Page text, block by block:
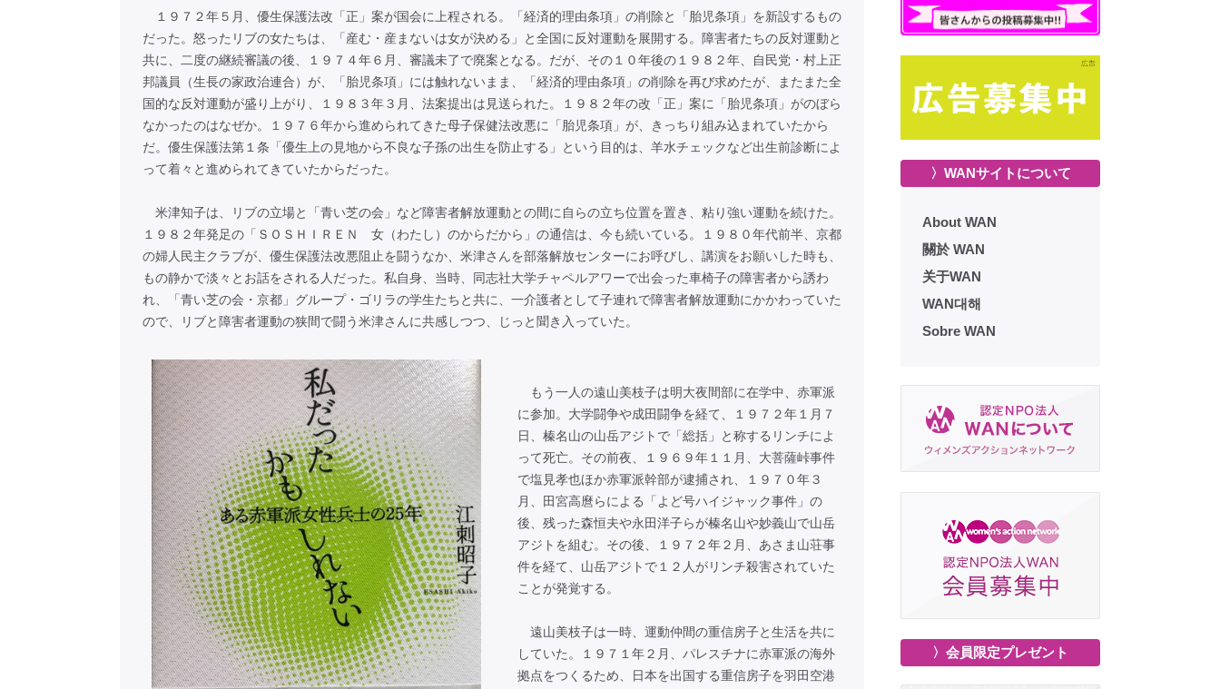
１９７２年５月、優生保護法改「正」案が国会に上程される。「経済的理由条項」の削除と「胎児条項」を新設するもの
だった。怒ったリブの女たちは、「産む・産まないは女が決める」と全国に反対運動を展開する。障害者たちの反対運動と
共に、二度の継続審議の後、１９７４年６月、審議未了で廃案となる。だが、その１０年後の１９８２年、自民党・村上正
邦議員（生長の家政治連合）が、「胎児条項」には触れないまま、「経済的理由条項」の削除を再び求めたが、またまた全
国的な反対運動が盛り上がり、１９８３年３月、法案提出は見送られた。１９８２年の改「正」案に「胎児条項」がのぼら
なかったのはなぜか。１９７６年から進められてきた母子保健法改悪に「胎児条項」が、きっちり組み込まれていたから
だ。優生保護法第１条「優生上の見地から不良な子孫の出生を防止する」という目的は、羊水チェックなど出生前診断によ
って着々と進められてきていたからだった。
米津知子は、リブの立場と「青い芝の会」など障害者解放運動との間に自らの立ち位置を置き、粘り強い運動を続けた。
１９８２年発足の「ＳＯＳＨＩＲＥＮ 女（わたし）のからだから」の通信は、今も続いている。１９８０年代前半、京都
の婦人民主クラブが、優生保護法改悪阻止を闘うなか、米津さんを部落解放センターにお呼びし、講演をお願いした時も、
もの静かで淡々とお話をされる人だった。私自身、当時、同志社大学チャペルアワーで出会った車椅子の障害者から誘わ
れ、「青い芝の会・京都」グループ・ゴリラの学生たちと共に、一介護者として子連れで障害者解放運動にかかわっていた
ので、リブと障害者運動の狭間で闘う米津さんに共感しつつ、じっと聞き入っていた。
もう一人の遠山美枝子は明大夜間部に在学中、赤軍派
に参加。大学闘争や成田闘争を経て、１９７２年１月７
日、榛名山の山岳アジトで「総括」と称するリンチによ
って死亡。その前夜、１９６９年１１月、大菩薩峠事件
で塩見孝也ほか赤軍派幹部が逮捕され、１９７０年３
月、田宮高麿らによる「よど号ハイジャック事件」の
後、残った森恒夫や永田洋子らが榛名山や妙義山で山岳
アジトを組む。その後、１９７２年２月、あさま山荘事
件を経て、山岳アジトで１２人がリンチ殺害されていた
ことが発覚する。
遠山美枝子は一時、運動仲間の重信房子と生活を共に
していた。１９７１年２月、パレスチナに赤軍派の海外
拠点をつくるため、日本を出国する重信房子を羽田空港
〉WANサイトについて
About WAN
關於 WAN
关于WAN
WAN대해
Sobre WAN
〉会員限定プレゼント